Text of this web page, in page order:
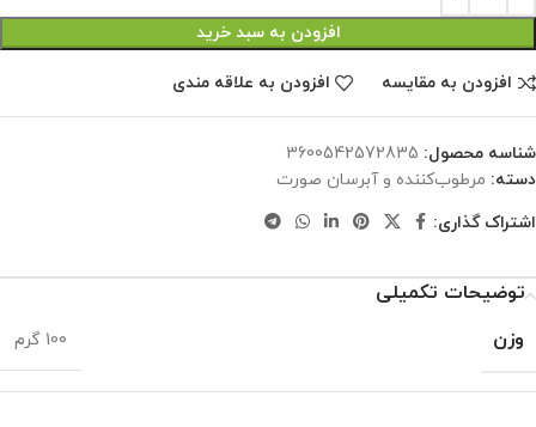
افزودن به سبد خرید
افزودن به مقایسه افزودن به علاقه مندی
شناسه محصول: 3600542572835
دسته: مرطوب‌کننده و آبرسان صورت
اشتراک گذاری:
توضیحات تکمیلی
وزن
100 گرم